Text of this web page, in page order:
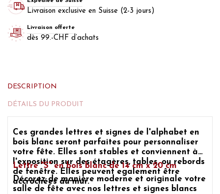
Livraison exclusive en Suisse (2-3 jours)
Livraison offerte
dès 99.-CHF d’achats
DESCRIPTION
DÉTAILS DU PRODUIT
Ces grandes lettres et signes de l'alphabet en
bois blanc seront parfaites pour personnaliser
votre fête. Elles sont stables et conviennent à
l'exposition sur des étagères, tables, ou rebords
de fenêtre. Elles peuvent egalement être
accrochées au mur.
Lettre "S" en bois blanc de 14 cm x 20 cm
Décorez de manière moderne et originale votre
salle de fête avec nos lettres et signes blancs